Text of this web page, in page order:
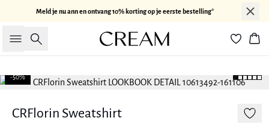
Meld je nu ann en ontvang 10% korting op je eerste bestelling*
Zoeken
-50%
CRFlorin Sweatshirt